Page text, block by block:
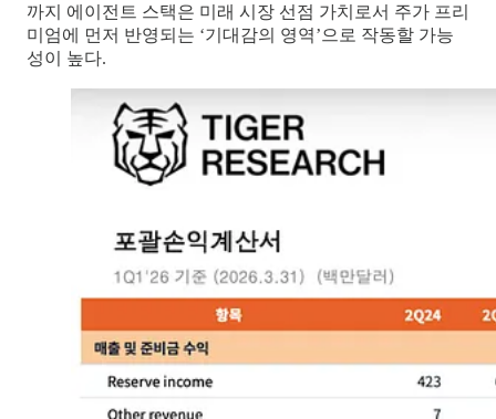
까지 에이전트 스택은 미래 시장 선점 가치로서 주가 프리
미엄에 먼저 반영되는 ‘기대감의 영역’으로 작동할 가능
성이 높다.